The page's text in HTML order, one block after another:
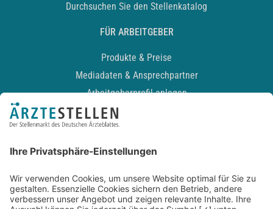
Durchsuchen Sie den Stellenkatalog
FÜR ARBEITGEBER
Produkte & Preise
Mediadaten & Ansprechpartner
Arbeitgeberprofil anlegen
Recruiting-Podcast
Kontakt
Datenschutz